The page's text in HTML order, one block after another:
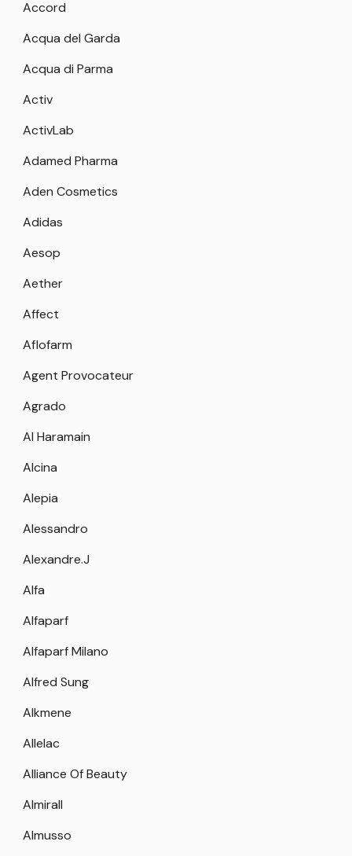
Accord
Acqua del Garda
Acqua di Parma
Activ
ActivLab
Adamed Pharma
Aden Cosmetics
Adidas
Aesop
Aether
Affect
Aflofarm
Agent Provocateur
Agrado
Al Haramain
Alcina
Alepia
Alessandro
Alexandre.J
Alfa
Alfaparf
Alfaparf Milano
Alfred Sung
Alkmene
Allelac
Alliance Of Beauty
Almirall
Almusso